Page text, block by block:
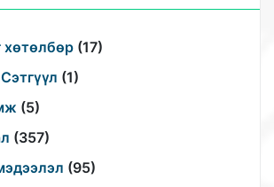
хөтөлбөр (17)
(1)
(5)
(357)
(95)